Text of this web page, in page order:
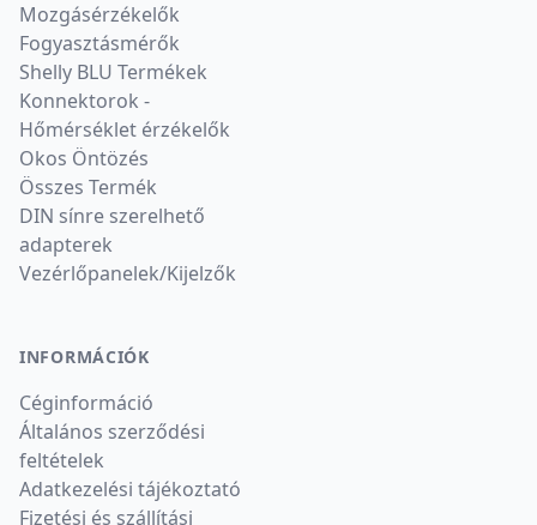
Mozgásérzékelők
Fogyasztásmérők
Shelly BLU Termékek
Konnektorok -
Hőmérséklet érzékelők
Okos Öntözés
Összes Termék
DIN sínre szerelhető
adapterek
Vezérlőpanelek/Kijelzők
INFORMÁCIÓK
Céginformáció
Általános szerződési
feltételek
Adatkezelési tájékoztató
Fizetési és szállítási